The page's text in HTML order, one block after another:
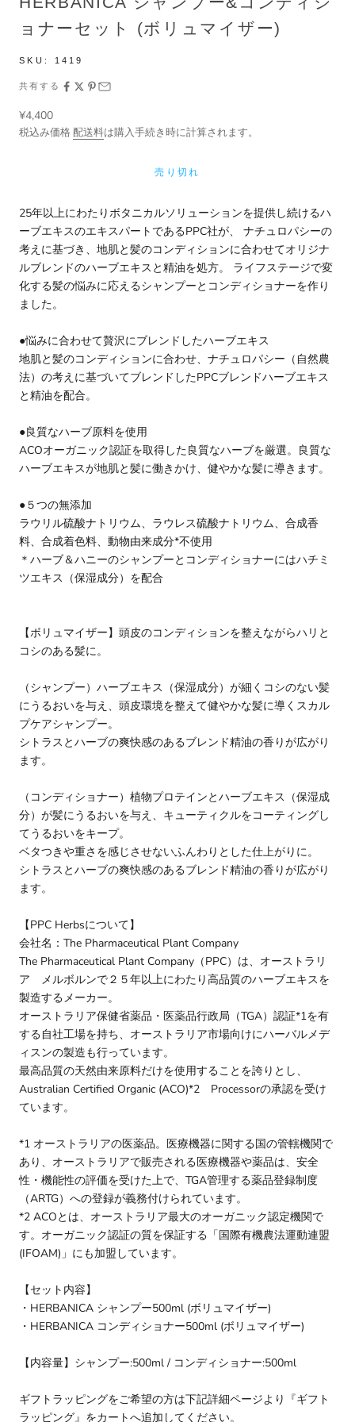
ョナーセット (ボリュマイザー)
SKU: 1419
共有する
セール価格
¥4,400
税込み価格配送料は購入手続き時に計算されます。
売り切れ
25年以上にわたりボタニカルソリューションを提供し続けるハ
ーブエキスのエキスパートであるPPC社が、 ナチュロパシーの
考えに基づき、地肌と髪のコンディションに合わせてオリジナ
ルブレンドのハーブエキスと精油を処方。 ライフステージで変
化する髪の悩みに応えるシャンプーとコンディショナーを作り
ました。
●悩みに合わせて贅沢にブレンドしたハーブエキス
地肌と髪のコンディションに合わせ、ナチュロパシー（自然農
法）の考えに基づいてブレンドしたPPCブレンドハーブエキス
と精油を配合。
●良質なハーブ原料を使用
ACOオーガニック認証を取得した良質なハーブを厳選。良質な
ハーブエキスが地肌と髪に働きかけ、健やかな髪に導きます。
●５つの無添加
ラウリル硫酸ナトリウム、ラウレス硫酸ナトリウム、合成香
料、合成着色料、動物由来成分*不使用
＊ハーブ＆ハニーのシャンプーとコンディショナーにはハチミ
ツエキス（保湿成分）を配合
【ボリュマイザー】頭皮のコンディションを整えながらハリと
コシのある髪に。
（シャンプー）ハーブエキス（保湿成分）が細くコシのない髪
にうるおいを与え、頭皮環境を整えて健やかな髪に導くスカル
プケアシャンプー。
シトラスとハーブの爽快感のあるブレンド精油の香りが広がり
ます。
（コンディショナー）植物プロテインとハーブエキス（保湿成
分）が髪にうるおいを与え、キューティクルをコーティングし
てうるおいをキープ。
ベタつきや重さを感じさせないふんわりとした仕上がりに。
シトラスとハーブの爽快感のあるブレンド精油の香りが広がり
ます。
【PPC Herbsについて】
会社名：The Pharmaceutical Plant Company
The Pharmaceutical Plant Company（PPC）は、オーストラリ
ア メルボルンで２５年以上にわたり高品質のハーブエキスを
製造するメーカー。
オーストラリア保健省薬品・医薬品行政局（TGA）認証*1を有
する自社工場を持ち、オーストラリア市場向けにハーバルメデ
ィスンの製造も行っています。
最高品質の天然由来原料だけを使用することを誇りとし、
Australian Certified Organic (ACO)*2 Processorの承認を受け
ています。
*1 オーストラリアの医薬品。医療機器に関する国の管轄機関で
あり、オーストラリアで販売される医療機器や薬品は、安全
性・機能性の評価を受けた上で、TGA管理する薬品登録制度
（ARTG）への登録が義務付けられています。
*2 ACOとは、オーストラリア最大のオーガニック認定機関で
す。オーガニック認証の質を保証する「国際有機農法運動連盟
(IFOAM)」にも加盟しています。
【セット内容】
・ HERBANICA シャンプー500ml (ボリュマイザー)
・ HERBANICA コンディショナー500ml (ボリュマイザー)
【内容量】シャンプー:500ml / コンディショナー:500ml
ギフトラッピングをご希望の方は下記詳細ページより『ギフト
ラッピング』をカートへ追加してください。